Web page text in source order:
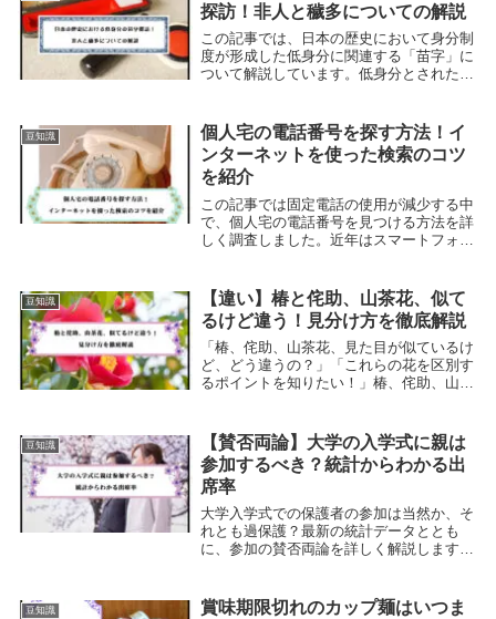
探訪！非人と穢多についての解説
この記事では、日本の歴史において身分制
度が形成した低身分に関連する「苗字」に
ついて解説しています。低身分とされた苗
の記事をお読みください。非人(ひにん)と
穢多(えた)...
豆知識
個人宅の電話番号を探す方法！イ
ンターネットを使った検索のコツ
を紹介
この記事では固定電話の使用が減少する中
で、個人宅の電話番号を見つける方法を詳
しく調査しました。近年はスマートフォン
やはり固定電話が重要になることがありま
す。まりも結...
豆知識
【違い】椿と侘助、山茶花、似て
るけど違う！見分け方を徹底解説
「椿、侘助、山茶花、見た目が似ているけ
ど、どう違うの？」「これらの花を区別す
るポイントを知りたい！」椿、侘助、山茶
ます。まりもこれらの花を一見しただけで
は、違いが分...
豆知識
【賛否両論】大学の入学式に親は
参加するべき？統計からわかる出
席率
大学入学式での保護者の参加は当然か、そ
れとも過保護？最新の統計データととも
に、参加の賛否両論を詳しく解説します。
豆知識
賞味期限切れのカップ麺はいつま